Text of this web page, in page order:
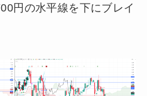
円の水平線を下にブレイ